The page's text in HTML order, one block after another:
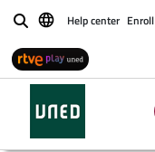
BuscarHelp center Enroll